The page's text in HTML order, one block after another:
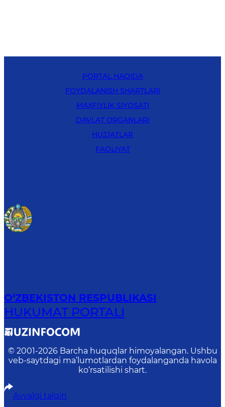
PORTAL HAQIDA
FOYDALANISH SHARTLARI
MAXFIYLIK SIYOSATI
DAVLAT ORGANLARI
HUJJATLAR
FAOLIYAT
O‘ZBEKISTON RESPUBLIKASI
HUKUMAT PORTALI
© 2001-2026 Barcha huquqlar himoyalangan. Ushbu
veb-saytdagi ma’lumotlardan foydalanganda havola
ko‘rsatilishi shart.
Avvalgi talqin